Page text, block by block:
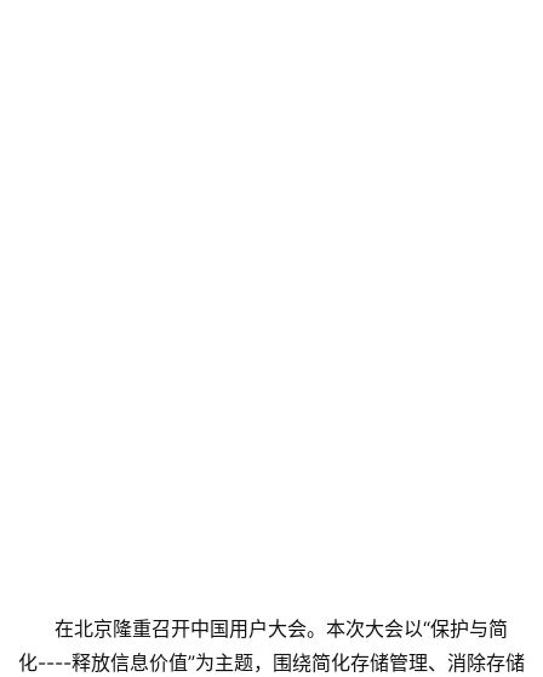
在北京隆重召开中国用户大会。本次大会以“保护与简
化----释放信息价值”为主题，围绕简化存储管理、消除存储